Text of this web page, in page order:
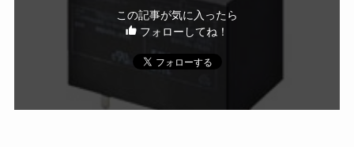
この記事が気に入ったら
フォローしてね！